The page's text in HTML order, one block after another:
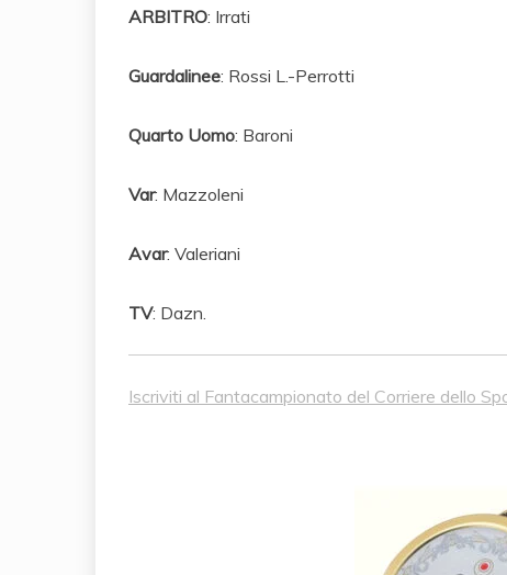
ARBITRO: Irrati
Guardalinee: Rossi L.-Perrotti
Quarto Uomo: Baroni
Var: Mazzoleni
Avar: Valeriani
TV: Dazn.
Iscriviti al Fantacampionato del Corriere dello